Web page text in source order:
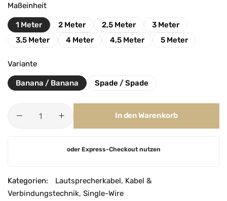
Maßeinheit
1 Meter 2 Meter 2,5 Meter
3 Meter
3,5 Meter
4 Meter 4,5 Meter 5 Meter
Variante
Banana / Banana Spade / Spade
In den Warenkorb
e
r
oder Express-Checkout nutzen
Kategorien: Lautsprecherkabel, Kabel &
Verbindungstechnik, Single-Wire